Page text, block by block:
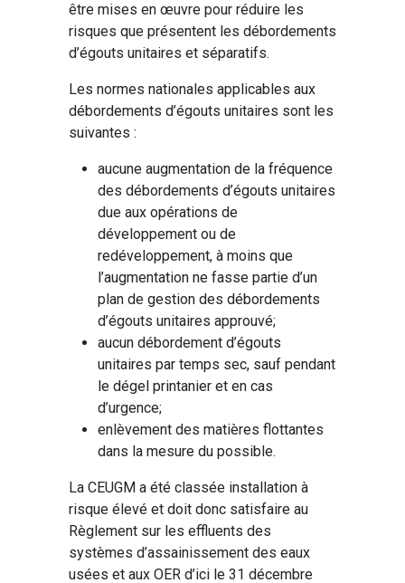
être mises en œuvre pour réduire les
risques que présentent les débordements
d’égouts unitaires et séparatifs.
Les normes nationales applicables aux
débordements d’égouts unitaires sont les
suivantes :
aucune augmentation de la fréquence
des débordements d’égouts unitaires
due aux opérations de
développement ou de
redéveloppement, à moins que
l’augmentation ne fasse partie d’un
plan de gestion des débordements
d’égouts unitaires approuvé;
aucun débordement d’égouts
unitaires par temps sec, sauf pendant
le dégel printanier et en cas
d’urgence;
enlèvement des matières flottantes
dans la mesure du possible.
La CEUGM a été classée installation à
risque élevé et doit donc satisfaire au
Règlement sur les effluents des
systèmes d’assainissement des eaux
usées et aux OER d’ici le 31 décembre